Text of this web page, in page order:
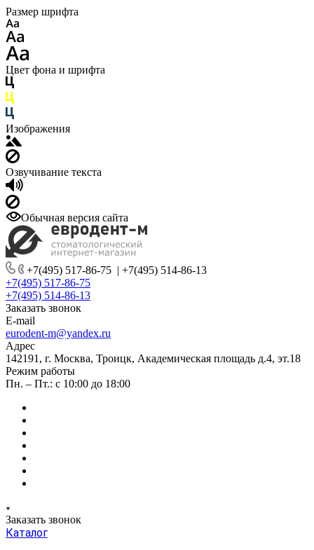
Размер шрифта
Цвет фона и шрифта
Изображения
Озвучивание текста
Обычная версия сайта
+7(495) 517-86-75 | +7(495) 514-86-13
+7(495) 517-86-75
+7(495) 514-86-13
Заказать звонок
E-mail
eurodent-m@yandex.ru
Адрес
142191, г. Москва, Троицк, Академическая площадь д.4, эт.18
Режим работы
Пн. – Пт.: с 10:00 до 18:00
Заказать звонок
Каталог